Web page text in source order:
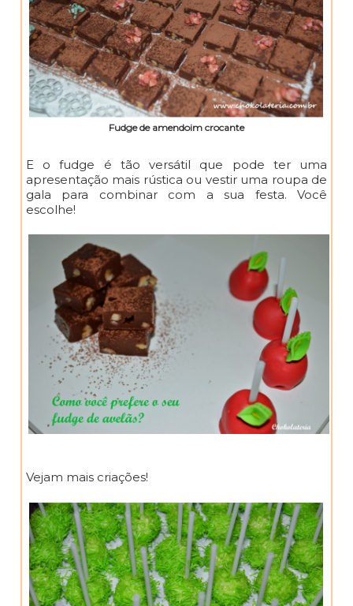
Fudge de amendoim crocante
E o fudge é tão versátil que pode ter uma
apresentação mais rústica ou vestir uma roupa de
gala para combinar com a sua festa. Você
escolhe!
Vejam mais criações!